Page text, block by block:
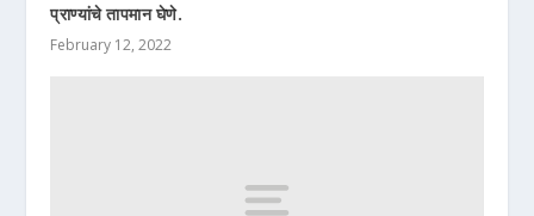
प्राण्यांचे तापमान घेणे.
February 12, 2022